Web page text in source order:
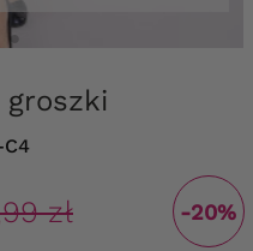
groszki
zł -20%